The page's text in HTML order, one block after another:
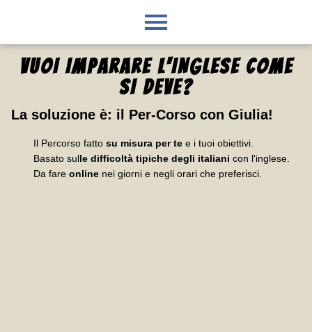
VUOI IMPARARE L'INGLESE COME
SI DEVE?
La soluzione è: il Per-Corso con Giulia!
Il Percorso fatto su misura per te e i tuoi obiettivi.
Basato sulle difficoltà tipiche degli italiani con l'inglese.
Da fare online nei giorni e negli orari che preferisci.